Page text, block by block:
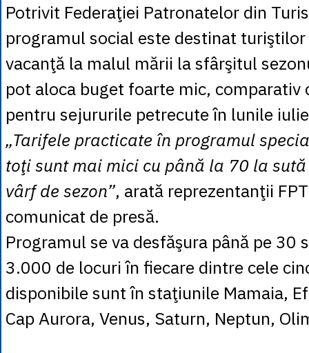
Potrivit Federaţiei Patronatelor din
programul social este destinat turiştilor
vacanţă la malul mării la sfârşitul
pot aloca buget foarte mic, comparativ
pentru sejururile petrecute în lunile
„Tarifele practicate în programul
toţi sunt mai mici cu până la 70 la
vârf de sezon”, arată reprezentanţii
comunicat de presă.
Programul se va desfăşura până pe 30
3.000 de locuri în fiecare dintre cele
disponibile sunt în staţiunile Mamaia,
Cap Aurora, Venus, Saturn, Neptun,